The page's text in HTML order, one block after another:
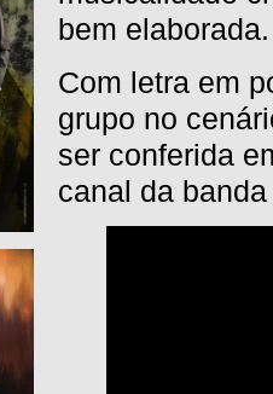
bem elaborada.
Com letra em
grupo no
ser conferida
canal da